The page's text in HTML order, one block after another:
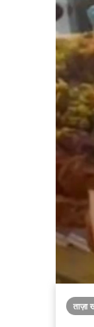
ताज़ा